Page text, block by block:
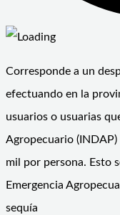
Corresponde a un
efectuando en la
usuarios o usuarias
Agropecuario
mil por persona. Esto
Emergencia
sequía